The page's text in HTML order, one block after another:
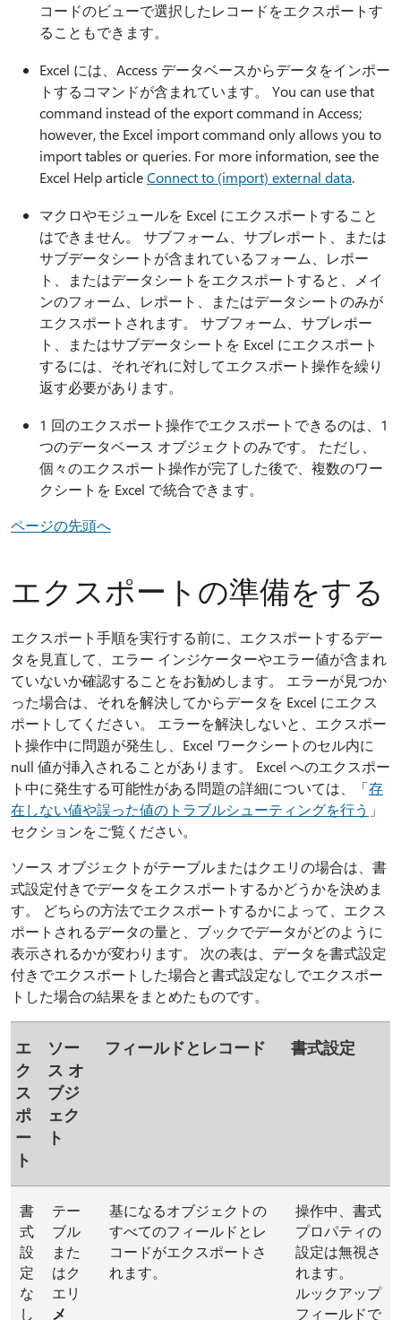
コードのビューで選択したレコードをエクスポートす
ることもできます。
Excel には、Access データベースからデータをインポー
トするコマンドが含まれています。 You can use that
command instead of the export command in Access;
however, the Excel import command only allows you to
import tables or queries. For more information, see the
Excel Help articleConnect to (import) external data.
マクロやモジュールを Excel にエクスポートすること
はできません。 サブフォーム、サブレポート、または
サブデータシートが含まれているフォーム、レポー
ト、またはデータシートをエクスポートすると、メイ
ンのフォーム、レポート、またはデータシートのみが
エクスポートされます。 サブフォーム、サブレポー
ト、またはサブデータシートを Excel にエクスポート
するには、それぞれに対してエクスポート操作を繰り
返す必要があります。
1 回のエクスポート操作でエクスポートできるのは、1
つのデータベース オブジェクトのみです。 ただし、
個々のエクスポート操作が完了した後で、複数のワー
クシートを Excel で統合できます。
ページの先頭へ
エクスポートの準備をする
エクスポート手順を実行する前に、エクスポートするデー
タを見直して、エラー インジケーターやエラー値が含まれ
ていないか確認することをお勧めします。 エラーが見つか
った場合は、それを解決してからデータを Excel にエクス
ポートしてください。 エラーを解決しないと、エクスポー
ト操作中に問題が発生し、Excel ワークシートのセル内に
null 値が挿入されることがあります。 Excel へのエクスポー
ト中に発生する可能性がある問題の詳細については、「存
在しない値や誤った値のトラブルシューティングを行う 」
セクションをご覧ください。
ソース オブジェクトがテーブルまたはクエリの場合は、書
式設定付きでデータをエクスポートするかどうかを決めま
す。 どちらの方法でエクスポートするかによって、エクス
ポートされるデータの量と、ブックでデータがどのように
表示されるかが変わります。 次の表は、データを書式設定
付きでエクスポートした場合と書式設定なしでエクスポー
トした場合の結果をまとめたものです。
エ
ク
ス
ポ
ー
ト
ソー
ス オ
ブジ
ェク
ト
フィールドとレコード 書式設定
書
式
設
定
な
し
テー
ブル
また
はク
エリ
メ
基になるオブジェクトの
すべてのフィールドとレ
コードがエクスポートさ
れます。
操作中、書式
プロパティの
設定は無視さ
れます。
ルックアップ
フィールドで